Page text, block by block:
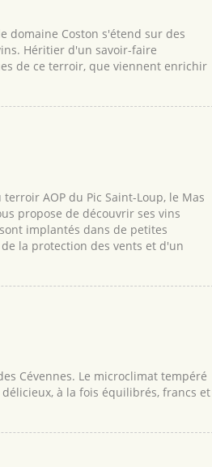
domaine Coston s'étend sur des
Héritier d'un savoir-faire
de ce terroir, que viennent enrichir
AOP du Pic Saint-Loup, le Mas
propose de découvrir ses vins
implantés dans de petites
la protection des vents et d'un
Cévennes. Le microclimat tempéré
à la fois équilibrés, francs et